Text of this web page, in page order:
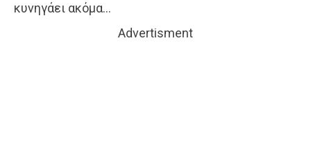
κυνηγάει ακόμα…
Advertisment